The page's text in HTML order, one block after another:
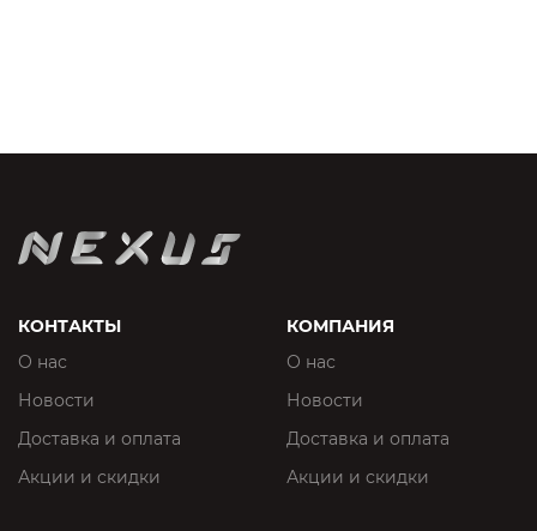
КОНТАКТЫ
О нас
Новости
Доставка и оплата
Акции и скидки
КОМПАНИЯ
О нас
Новости
Доставка и оплата
Акции и скидки